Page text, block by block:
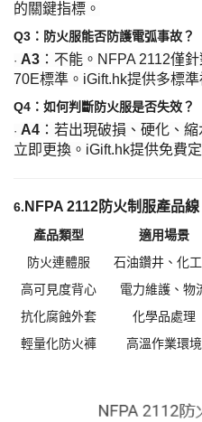
的關鍵指標。
Q3：防火服能否防護電弧事故？
· A3 ：不能。 NFPA 2112僅
70E標準。iGift.hk提供多標準
Q4：如何判斷防火服是否失效？
· A4 ：若出現破損、硬化、
立即更換。iGift.hk提供免費
6. NFPA 2112防火制服產品線
產品類型 適用場景
防火連體服
石油鑽井、化
高可見度背心
電力維護、物
抗化腐蝕外套
化學品處理
輕量化防火褲
高溫作業環境